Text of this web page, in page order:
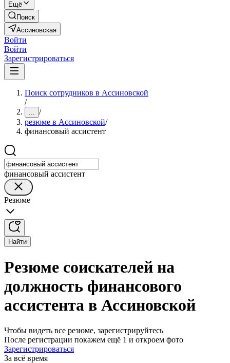
Ещё
Поиск
Ассиновская
Войти
Войти
Зарегистрироваться
Поиск сотрудников в Ассиновской
/
... /
резюме в Ассиновской/
финансовый ассистент
финансовый ассистент
Резюме
Найти
Резюме соискателей на
должность финансового
ассистента в Ассиновской
Чтобы видеть все резюме, зарегистрируйтесь
После регистрации покажем ещё 1 и откроем фото
Зарегистрироваться
За всё время